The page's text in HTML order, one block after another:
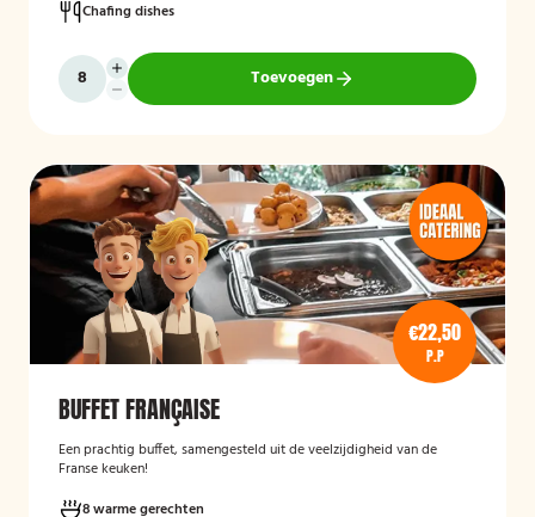
Chafing dishes
Toevoegen
€22,50
P.P
BUFFET FRANÇAISE
Een prachtig buffet, samengesteld uit de veelzijdigheid van de
Franse keuken!
8 warme gerechten